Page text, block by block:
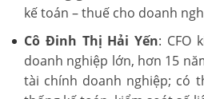
kế toán – thuế cho doanh
Cô Đinh Thị Hải Yến: CFO
doanh nghiệp lớn, hơn 15
tài chính doanh nghiệp; có